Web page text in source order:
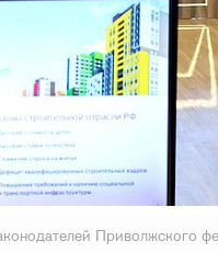
Приволжского